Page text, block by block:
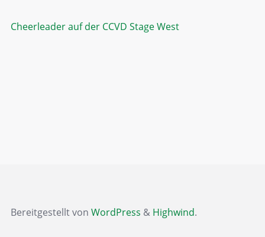
Cheerleader auf der CCVD Stage West
Bereitgestellt von WordPress & Highwind.